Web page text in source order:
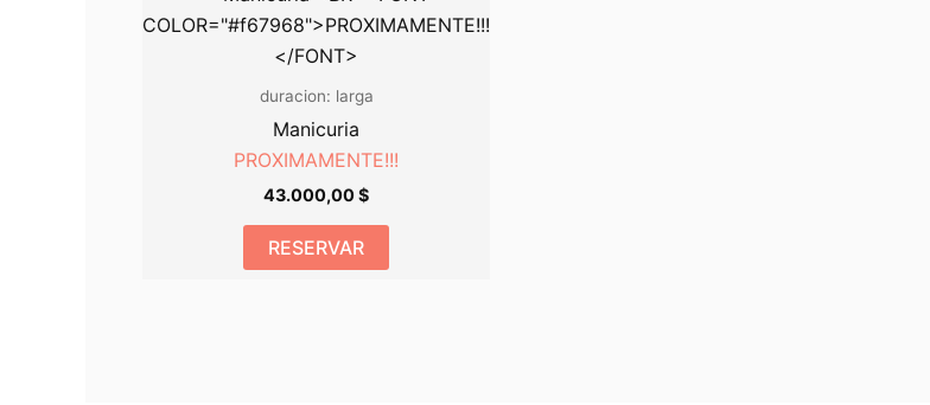
duracion: larga
Manicuria
PROXIMAMENTE!!!
43.000,00$
RESERVAR